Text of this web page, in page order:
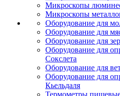
Микроскопы
Микроскопы
Оборудование для
Оборудование для
Оборудование для
Оборудование для
Сокслета
Оборудование для
Оборудование для
Кьельдаля
Термометры